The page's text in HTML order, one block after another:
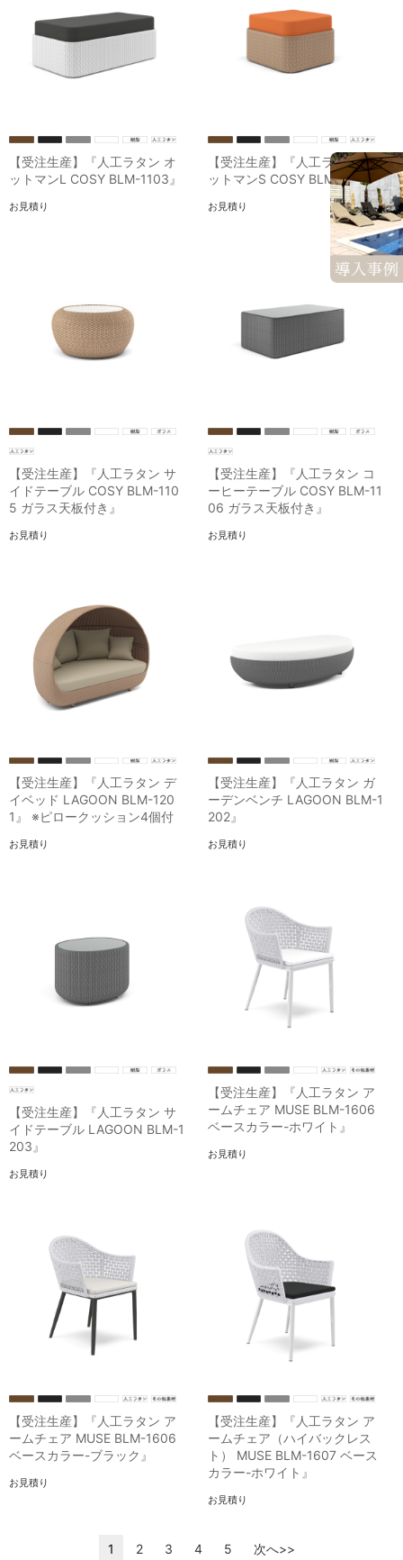
【受注生産】『人工ラタン オ
ットマンL COSY BLM-1103』
お見積り
【受注生産】『人工ラタン オ
ットマンS COSY BLM-1104』
お見積り
【受注生産】『人工ラタン サ
イドテーブル COSY BLM-110
5 ガラス天板付き』
お見積り
【受注生産】『人工ラタン コ
ーヒーテーブル COSY BLM-11
06 ガラス天板付き』
お見積り
【受注生産】『人工ラタン デ
イベッド LAGOON BLM-120
1』 ※ピロークッション4個付
お見積り
【受注生産】『人工ラタン ガ
ーデンベンチ LAGOON BLM-1
202』
お見積り
【受注生産】『人工ラタン サ
イドテーブル LAGOON BLM-1
203』
お見積り
【受注生産】『人工ラタン ア
ームチェア MUSE BLM-1606
ベースカラー-ホワイト』
お見積り
【受注生産】『人工ラタン ア
ームチェア MUSE BLM-1606
ベースカラー-ブラック』
お見積り
【受注生産】『人工ラタン ア
ームチェア（ハイバックレス
ト） MUSE BLM-1607 ベース
カラー-ホワイト』
お見積り
1 2 3 4 5 次へ>>